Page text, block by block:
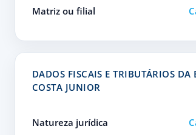
Matriz ou filial
DADOS FISCAIS E TRIBUTÁRIOS
COSTA JUNIOR
Natureza jurídica